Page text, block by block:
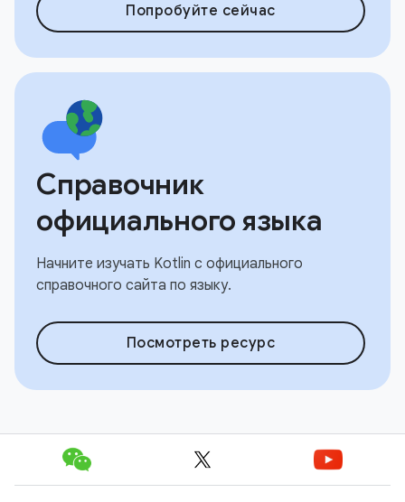
Попробуйте сейчас
Справочник
официального языка
Начните изучать Kotlin с официального
справочного сайта по языку.
Посмотреть ресурс